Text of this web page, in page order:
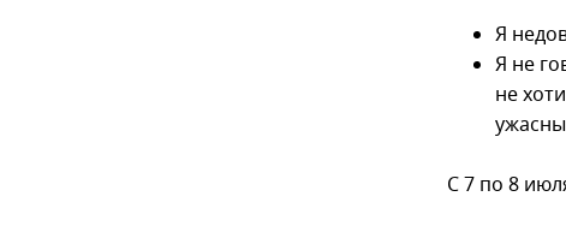
Я
Я не
не
С 7 по 8